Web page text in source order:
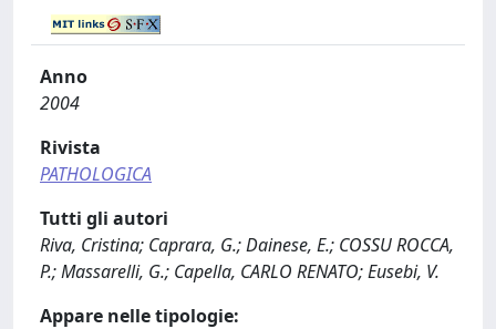
Anno
2004
Rivista
PATHOLOGICA
Tutti gli autori
Riva, Cristina; Caprara, G.; Dainese, E.; COSSU ROCCA,
P.; Massarelli, G.; Capella, CARLO RENATO; Eusebi, V.
Appare nelle tipologie: